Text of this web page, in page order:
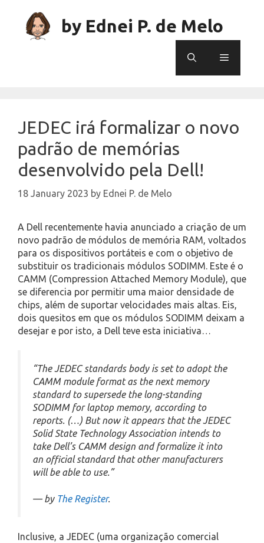
content
by Ednei P. de Melo
Menu
JEDEC irá formalizar o novo
padrão de memórias
desenvolvido pela Dell!
18 January 2023 by Ednei P. de Melo
A Dell recentemente havia anunciado a criação de um
novo padrão de módulos de memória RAM, voltados
para os dispositivos portáteis e com o objetivo de
substituir os tradicionais módulos SODIMM. Este é o
CAMM (Compression Attached Memory Module), que
se diferencia por permitir uma maior densidade de
chips, além de suportar velocidades mais altas. Eis,
dois quesitos em que os módulos SODIMM deixam a
desejar e por isto, a Dell teve esta iniciativa…
“The JEDEC standards body is set to adopt the
CAMM module format as the next memory
standard to supersede the long-standing
SODIMM for laptop memory, according to
reports. (…) But now it appears that the JEDEC
Solid State Technology Association intends to
take Dell’s CAMM design and formalize it into
an official standard that other manufacturers
will be able to use.”
— by The Register.
Inclusive, a JEDEC (uma organização comercial